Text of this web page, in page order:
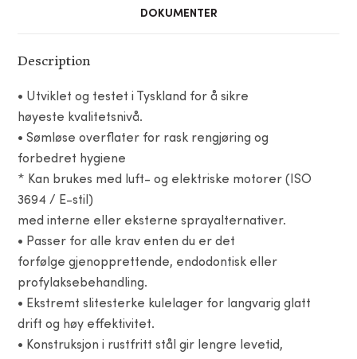
DOKUMENTER
Description
• Utviklet og testet i Tyskland for å sikre
høyeste kvalitetsnivå.
• Sømløse overflater for rask rengjøring og
forbedret hygiene
* Kan brukes med luft- og elektriske motorer (ISO
3694 / E-stil)
med interne eller eksterne sprayalternativer.
• Passer for alle krav enten du er det
forfølge gjenopprettende, endodontisk eller
profylaksebehandling.
• Ekstremt slitesterke kulelager for langvarig glatt
drift og høy effektivitet.
• Konstruksjon i rustfritt stål gir lengre levetid,